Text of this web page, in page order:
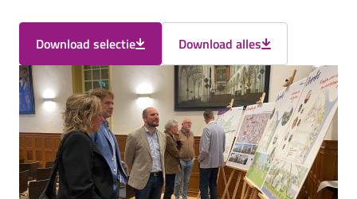
Download selectie Download alles